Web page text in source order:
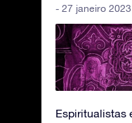
- 27 janeiro 2023
Espiritualistas